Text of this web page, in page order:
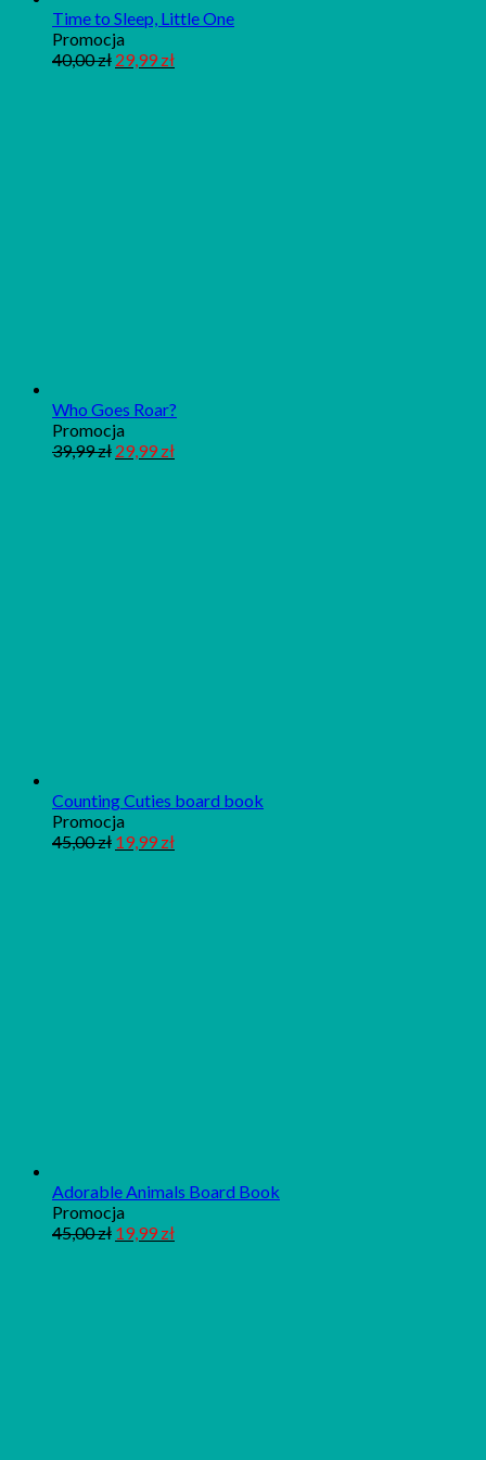
Time to Sleep, Little One
PromocjaProdukt
w
40,00zł 29,99zł
Who Goes Roar?
PromocjaProdukt
w
39,99zł 29,99zł
Counting Cuties board book
PromocjaProdukt
w
45,00zł 19,99zł
Adorable Animals Board Book
PromocjaProdukt
w
45,00zł 19,99zł